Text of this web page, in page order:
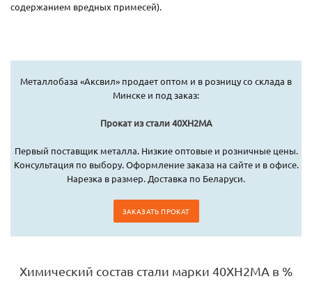
содержанием вредных примесей).
Металлобаза «Аксвил» продает оптом и в розницу со склада в
Минске и под заказ:
Прокат из стали 40ХН2МА
Первый поставщик металла. Низкие оптовые и розничные цены.
Консультация по выбору. Оформление заказа на сайте и в офисе.
Нарезка в размер. Доставка по Беларуси.
ЗАКАЗАТЬ ПРОКАТ
Химический состав стали марки 40ХН2МА в %